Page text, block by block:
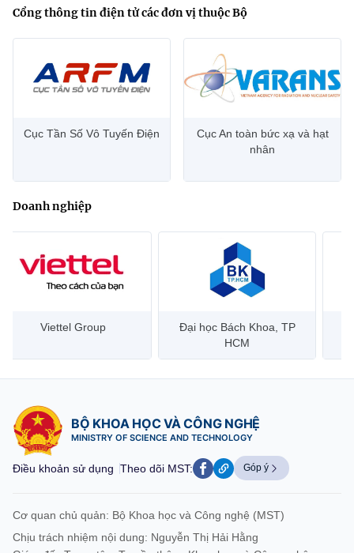
Cổng thông tin điện tử các đơn vị thuộc Bộ
Cục Tần Số Vô Tuyến Điện
Cục An toàn bức xạ và hạt
nhân
Doanh nghiệp
Đại học Bách Khoa, TP
Bưu điện Việt Nam –
Vietnam Post
BỘ KHOA HỌC VÀ CÔNG NGHỆ
MINISTRY OF SCIENCE AND TECHNOLOGY
Điều khoản sử dụng Theo dõi MST: Góp ý
Cơ quan chủ quản: Bộ Khoa học và Công nghệ (MST)
Chịu trách nhiệm nội dung: Nguyễn Thị Hải Hằng